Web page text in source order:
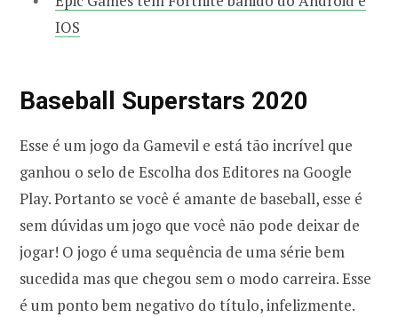
IOS
Baseball Superstars 2020
Esse é um jogo da Gamevil e está tão incrível que
ganhou o selo de Escolha dos Editores na Google
Play. Portanto se você é amante de baseball, esse é
sem dúvidas um jogo que você não pode deixar de
jogar! O jogo é uma sequência de uma série bem
sucedida mas que chegou sem o modo carreira. Esse
é um ponto bem negativo do título, infelizmente.